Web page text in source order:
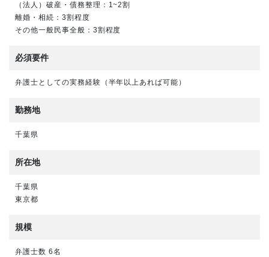
（法人）破産・債務整理：1~2割
離婚・相続：3割程度
その他一般民事全般：3割程度
必須要件
弁護士としての実務経験（半年以上あれば可能）
勤務地
千葉県
所在地
千葉県
東京都
規模
弁護士数 6名